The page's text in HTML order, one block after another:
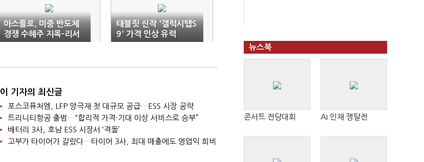
아스플로, 미중 반도체
경쟁 수혜주 지목-리서
치알음
태블릿 신작 '갤럭시탭S
9' 가격 인상 유력
이 기자의 최신글
포스코퓨처엠, LFP 양극재 첫 대규모 공급…ESS 시장 공략
트리니티항공 출범…“합리적 가격·기대 이상 서비스로 승부”
배터리 3사, 호남 ESS 시장서 ‘격돌’
고부가 타이어가 갈랐다…타이어 3사, 최대 매출에도 영업익 희비
뉴스북
콘서트 전당대회 AI 인재 쟁탈전